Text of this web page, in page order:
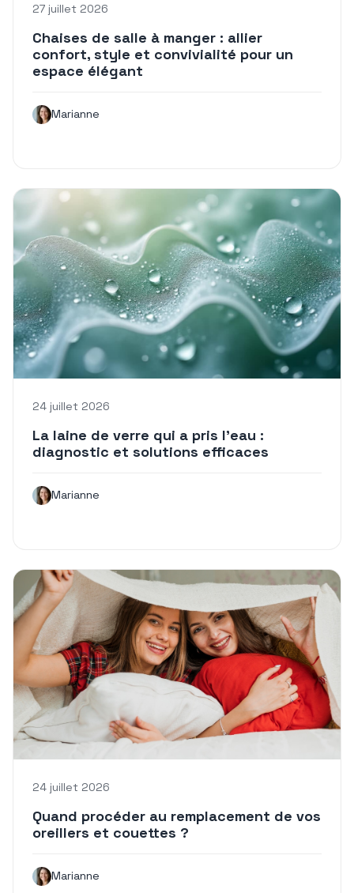
27 juillet 2026
Chaises de salle à manger : allier
confort, style et convivialité pour un
espace élégant
Marianne
24 juillet 2026
La laine de verre qui a pris l’eau :
diagnostic et solutions efficaces
Marianne
24 juillet 2026
Quand procéder au remplacement de vos
oreillers et couettes ?
Marianne